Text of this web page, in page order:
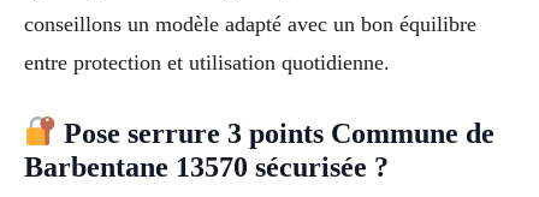
conseillons un modèle adapté avec un bon équilibre
entre protection et utilisation quotidienne.
Pose serrure 3 points Commune de
Barbentane 13570 sécurisée ?